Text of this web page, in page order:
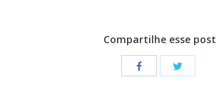
Compartilhe esse post